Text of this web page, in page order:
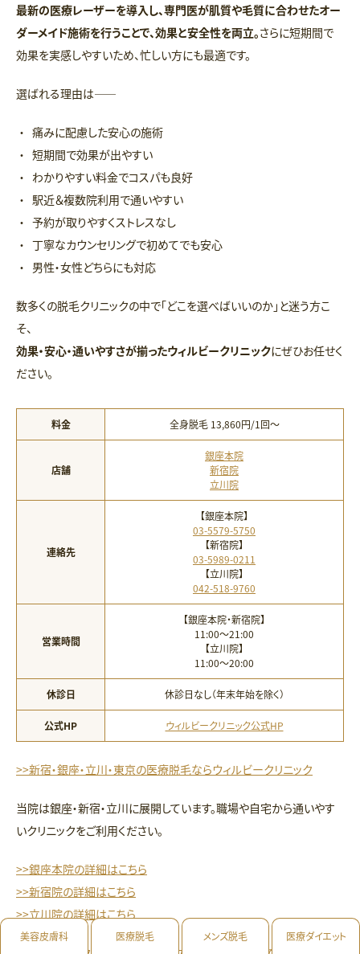
最新の医療レーザーを導入し、専門医が肌質や毛質に合わせたオー
ダーメイド施術を行うことで、効果と安全性を両立。さらに短期間で
効果を実感しやすいため、忙しい方にも最適です。
選ばれる理由は――
痛みに配慮した安心の施術
短期間で効果が出やすい
わかりやすい料金でコスパも良好
駅近＆複数院利用で通いやすい
予約が取りやすくストレスなし
丁寧なカウンセリングで初めてでも安心
男性・女性どちらにも対応
数多くの脱毛クリニックの中で「どこを選べばいいのか」と迷う方こ
そ、
効果・安心・通いやすさが揃ったウィルビークリニックにぜひお任せく
ださい。
料金 全身脱毛 13,860円/1回〜
店舗
銀座本院
新宿院
立川院
連絡先
【銀座本院】
03-5579-5750
【新宿院】
03-5989-0211
【立川院】
042-518-9760
営業時間
【銀座本院・新宿院】
11:00〜21:00
【立川院】
11:00〜20:00
休診日 休診日なし（年末年始を除く）
公式HP ウィルビークリニック公式HP
>>新宿・銀座・立川・東京の医療脱毛ならウィルビークリニック
当院は銀座・新宿・立川に展開しています。職場や自宅から通いやす
いクリニックをご利用ください。
>>銀座本院の詳細はこちら
>>新宿院の詳細はこちら
>>立川院の詳細はこちら
美容皮膚科 医療脱毛 メンズ脱毛 医療ダイエット